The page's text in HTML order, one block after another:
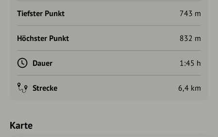
Tiefster Punkt 743 m
Höchster Punkt 832 m
Dauer 1:45 h
Strecke 6,4 km
Karte